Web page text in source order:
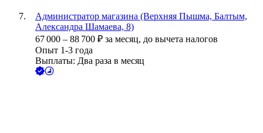
Администратор магазина (Верхняя Пышма, Балтым,
Александра Шамаева, 8)
67 000 – 88 700 ₽ за месяц, до вычета налогов
Опыт 1-3 года
Выплаты: Два раза в месяц